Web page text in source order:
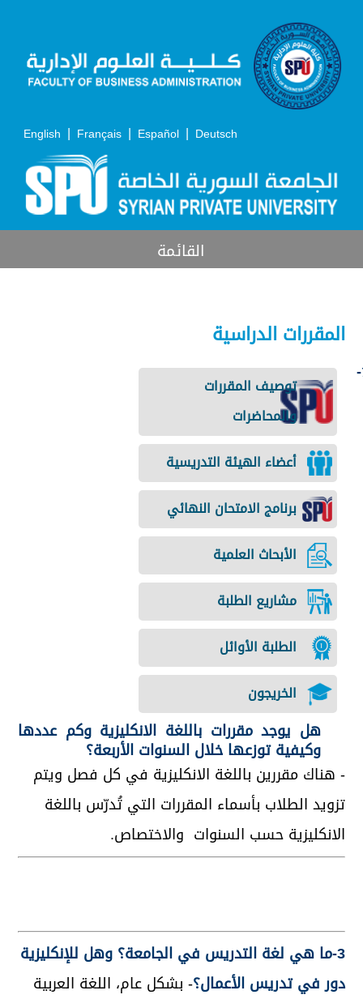
English | Français | Español | Deutsch
القائمة
المقررات الدراسية
توصيف المقررات
والمحاضرات
أعضاء الهيئة التدريسية
برنامج الامتحان النهائي
الأبحاث العلمية
مشاريع الطلبة
الطلبة الأوائل
الخريجون
-
هل يوجد مقررات باللغة الانكليزية وكم عددها
وكيفية توزعها خلال السنوات الأربعة؟
- هناك مقررين باللغة الانكليزية في كل فصل ويتم
تزويد الطلاب بأسماء المقررات التي تُدرّس باللغة
الانكليزية حسب السنوات والاختصاص.
3-ما هي لغة التدريس في الجامعة؟ وهل للإنكليزية
دور في تدريس الأعمال؟- بشكل عام، اللغة العربية